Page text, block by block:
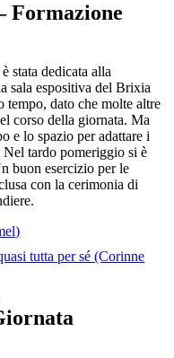
Formazione
stata dedicata alla
sala espositiva del Brixia
tempo, dato che molte altre
corso della giornata. Ma
e lo spazio per adattare i
tardo pomeriggio si è
buon esercizio per le
con la cerimonia di